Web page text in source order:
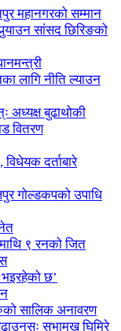
महानगरको सम्मान
सांसद छिरिङको
लागि नीति ल्याउन
अध्यक्ष बुढाथोकी
वितरण
विधेयक दर्ताबारे
गोल्डकपको उपाधि
९ रनको जित
भइरहेको छ’
सालिक अनावरण
सभामुख घिमिरे